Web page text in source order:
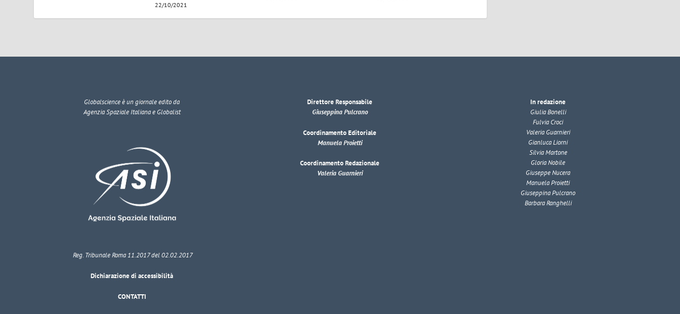
22/10/2021
Globalscienceè un giornale edito da
Agenzia Spaziale Italiana e Globalist
Reg. Tribunale Roma 11.2017 del 02.02.2017
Dichiarazione di accessibilità
CONTATTI
Direttore Responsabile
Giuseppina Pulcrano
Coordinamento Editoriale
Manuela Proietti
Coordinamento Redazionale
Valeria Guarnieri
In redazione
Giulia Bonelli
Fulvia Croci
Valeria Guarnieri
Gianluca Liorni
Silvia Martone
Gloria Nobile
Giuseppe Nucera
Manuela Proietti
Giuseppina Pulcrano
Barbara Ranghelli